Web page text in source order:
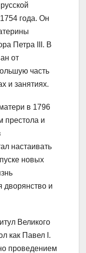
года. Он
Петра III. В
от
часть
и занятиях.
в 1796
престола и
настаивать
новых
дворянство и
Великого
как Павел I.
проведением